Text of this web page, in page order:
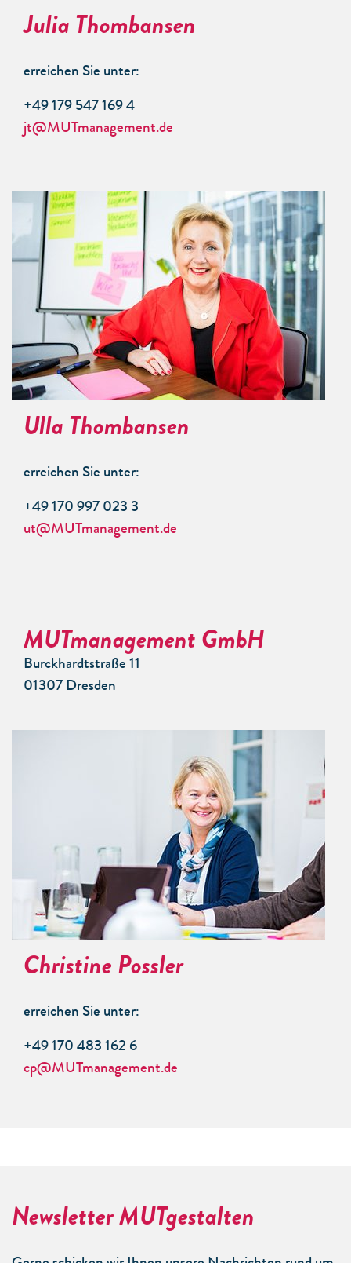
Julia Thombansen
erreichen Sie unter:
+49 179 547 169 4
jt@MUTmanagement.de
Ulla Thombansen
erreichen Sie unter:
+49 170 997 023 3
ut@MUTmanagement.de
MUTmanagement GmbH
Burckhardtstraße 11
01307 Dresden
Christine Possler
erreichen Sie unter:
+49 170 483 162 6
cp@MUTmanagement.de
Newsletter MUTgestalten